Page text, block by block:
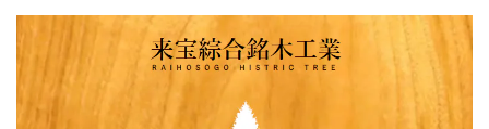
ーテーブル ダイニ
ングテーブル
ル ダイニングテー
ブル
ル ダイニングテー
ブル